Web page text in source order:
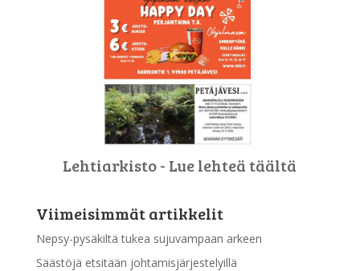
Lehtiarkisto - Lue lehteä täältä
Viimeisimmät artikkelit
Nepsy-pysäkiltä tukea sujuvampaan arkeen
Säästöjä etsitään johtamisjärjestelyillä